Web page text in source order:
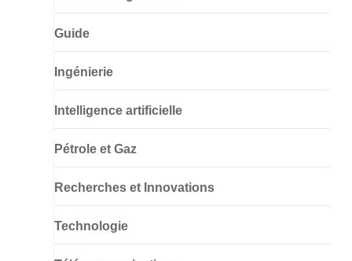
Guide
Ingénierie
Intelligence artificielle
Pétrole et Gaz
Recherches et Innovations
Technologie